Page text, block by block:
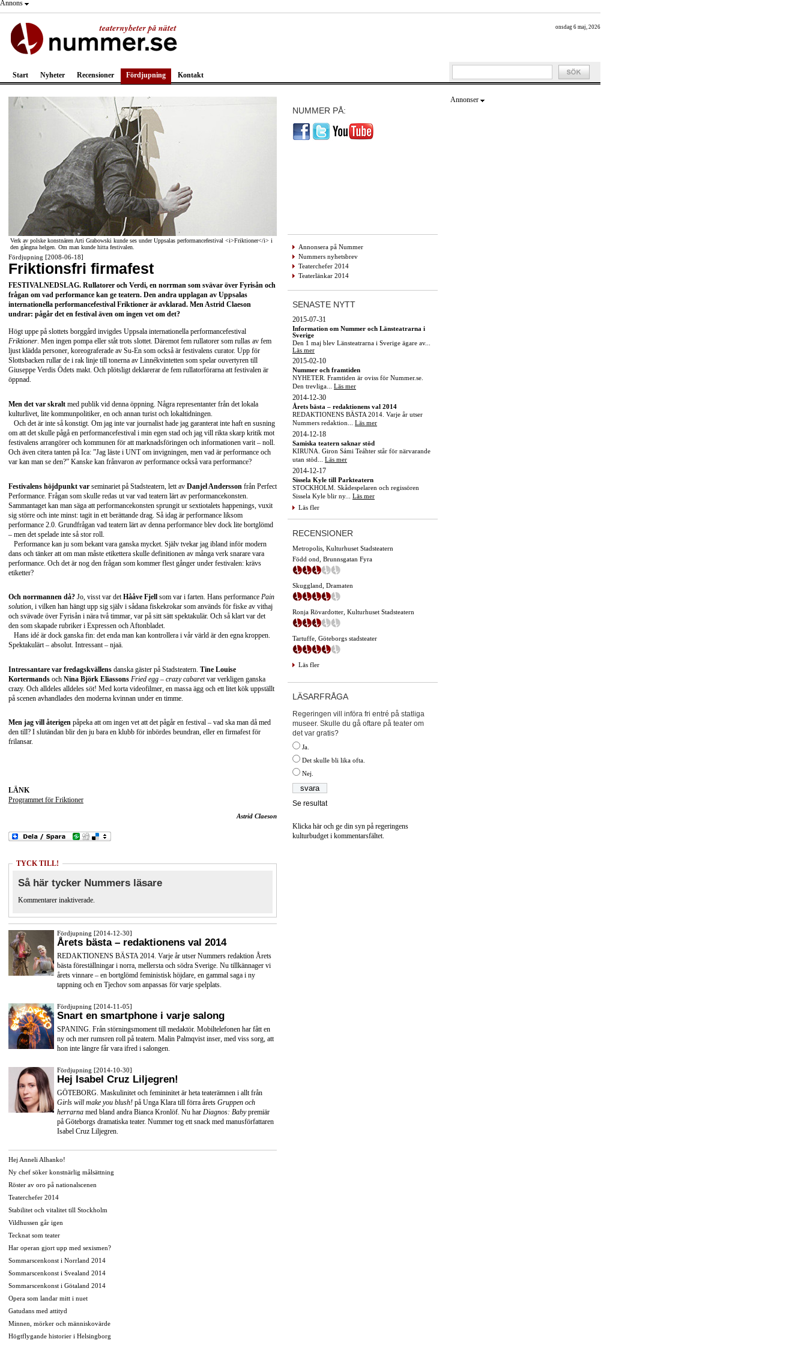
Annons
onsdag 6 maj, 2026
Start Nyheter Recensioner Fördjupning Kontakt
Verk av polske konstnären Arti Grabowski kunde ses under Uppsalas performancefestival <i>Friktioner</i> i
den gångna helgen. Om man kunde hitta festivalen.
Fördjupning [2008-06-18]
Friktionsfri firmafest
FESTIVALNEDSLAG. Rullatorer och Verdi, en norrman som svävar över Fyrisån och
frågan om vad performance kan ge teatern. Den andra upplagan av Uppsalas
internationella performancefestival Friktioner är avklarad. Men Astrid Claeson
undrar: pågår det en festival även om ingen vet om det?
Högt uppe på slottets borggård invigdes Uppsala internationella performancefestival
Friktioner. Men ingen pompa eller ståt trots slottet. Däremot fem rullatorer som rullas av fem
ljust klädda personer, koreograferade av Su-En som också är festivalens curator. Upp för
Slottsbacken rullar de i rak linje till tonerna av Linnékvintetten som spelar ouvertyren till
Giuseppe Verdis Ödets makt. Och plötsligt deklarerar de fem rullatorförarna att festivalen är
öppnad.
Men det var skralt med publik vid denna öppning. Några representanter från det lokala
kulturlivet, lite kommunpolitiker, en och annan turist och lokaltidningen.
Och det är inte så konstigt. Om jag inte var journalist hade jag garanterat inte haft en susning
om att det skulle pågå en performancefestival i min egen stad och jag vill rikta skarp kritik mot
festivalens arrangörer och kommunen för att marknadsföringen och informationen varit – noll.
Och även citera tanten på Ica: ”Jag läste i UNT om invigningen, men vad är performance och
var kan man se den?” Kanske kan frånvaron av performance också vara performance?
Festivalens höjdpunkt var seminariet på Stadsteatern, lett av Danjel Andersson från Perfect
Performance. Frågan som skulle redas ut var vad teatern lärt av performancekonsten.
Sammantaget kan man säga att performancekonsten sprungit ur sextiotalets happenings, vuxit
sig större och inte minst: tagit in ett berättande drag. Så idag är performance liksom
performance 2.0. Grundfrågan vad teatern lärt av denna performance blev dock lite bortglömd
– men det spelade inte så stor roll.
Performance kan ju som bekant vara ganska mycket. Själv tvekar jag ibland inför modern
dans och tänker att om man måste etikettera skulle definitionen av många verk snarare vara
performance. Och det är nog den frågan som kommer flest gånger under festivalen: krävs
etiketter?
Och norrmannen då? Jo, visst var detHååve Fjell som var i farten. Hans performance Pain
solution, i vilken han hängt upp sig själv i sådana fiskekrokar som används för fiske av vithaj
och svävade över Fyrisån i nära två timmar, var på sitt sätt spektakulär. Och så klart var det
den som skapade rubriker i Expressen och Aftonbladet.
Hans idé är dock ganska fin: det enda man kan kontrollera i vår värld är den egna kroppen.
Spektakulärt – absolut. Intressant – njaä.
Intressantare var fredagskvällens danska gäster på Stadsteatern. Tine Louise
Kortermands och Nina Björk Eliassons Fried egg – crazy cabaretvar verkligen ganska
crazy. Och alldeles alldeles söt! Med korta videofilmer, en massa ägg och ett litet kök uppställt
på scenen avhandlades den moderna kvinnan under en timme.
Men jag vill återigen påpeka att om ingen vet att det pågår en festival – vad ska man då med
den till? I slutändan blir den ju bara en klubb för inbördes beundran, eller en firmafest för
frilansar.
LÄNK
Programmet för Friktioner
Astrid Claeson
TYCK TILL!
Så här tycker Nummers läsare
Kommentarer inaktiverade.
Fördjupning [2014-12-30]
Årets bästa – redaktionens val 2014
REDAKTIONENS BÄSTA 2014. Varje år utser Nummers redaktion Årets
bästa föreställningar i norra, mellersta och södra Sverige. Nu tillkännager vi
årets vinnare – en bortglömd feministisk höjdare, en gammal saga i ny
tappning och en Tjechov som anpassas för varje spelplats.
Fördjupning [2014-11-05]
Snart en smartphone i varje salong
SPANING. Från störningsmoment till medaktör. Mobiltelefonen har fått en
ny och mer rumsren roll på teatern. Malin Palmqvist inser, med viss sorg, att
hon inte längre får vara ifred i salongen.
Fördjupning [2014-10-30]
Hej Isabel Cruz Liljegren!
GÖTEBORG. Maskulinitet och femininitet är heta teaterämnen i allt från
Girls will make you blush! på Unga Klara till förra årets Gruppen och
herrarna med bland andra Bianca Kronlöf . Nu har Diagnos: Babypremiär
på Göteborgs dramatiska teater. Nummer tog ett snack med manusförfattaren
Isabel Cruz Liljegren.
Hej Anneli Alhanko!
Ny chef söker konstnärlig målsättning
Röster av oro på nationalscenen
Teaterchefer 2014
Stabilitet och vitalitet till Stockholm
Vildhussen går igen
Tecknat som teater
Har operan gjort upp med sexismen?
Sommarscenkonst i Norrland 2014
Sommarscenkonst i Svealand 2014
Sommarscenkonst i Götaland 2014
Opera som landar mitt i nuet
Gatudans med attityd
Minnen, mörker och människovärde
Högtflygande historier i Helsingborg
NUMMER PÅ:
Annonsera på Nummer
Nummers nyhetsbrev
Teaterchefer 2014
Teaterlänkar 2014
SENASTE NYTT
2015-07-31
Information om Nummer och Länsteatrarna i
Sverige
Den 1 maj blev Länsteatrarna i Sverige ägare av...
Läs mer
2015-02-10
Nummer och framtiden
NYHETER. Framtiden är oviss för Nummer.se.
Den trevliga... Läs mer
2014-12-30
Årets bästa – redaktionens val 2014
REDAKTIONENS BÄSTA 2014. Varje år utser
Nummers redaktion... Läs mer
2014-12-18
Samiska teatern saknar stöd
KIRUNA. Giron Sámi Teáhter står för närvarande
utan stöd... Läs mer
2014-12-17
Sissela Kyle till Parkteatern
STOCKHOLM. Skådespelaren och regissören
Sissela Kyle blir ny... Läs mer
Läs fler
RECENSIONER
Metropolis, Kulturhuset Stadsteatern
Född ond, Brunnsgatan Fyra
Skuggland, Dramaten
Ronja Rövardotter, Kulturhuset Stadsteatern
Tartuffe, Göteborgs stadsteater
Läs fler
LÄSARFRÅGA
Regeringen vill införa fri entré på statliga
museer. Skulle du gå oftare på teater om
det var gratis?
Ja.
Det skulle bli lika ofta.
Nej.
Se resultat
Klicka här och ge din syn på regeringens
kulturbudget i kommentarsfältet.
Annonser